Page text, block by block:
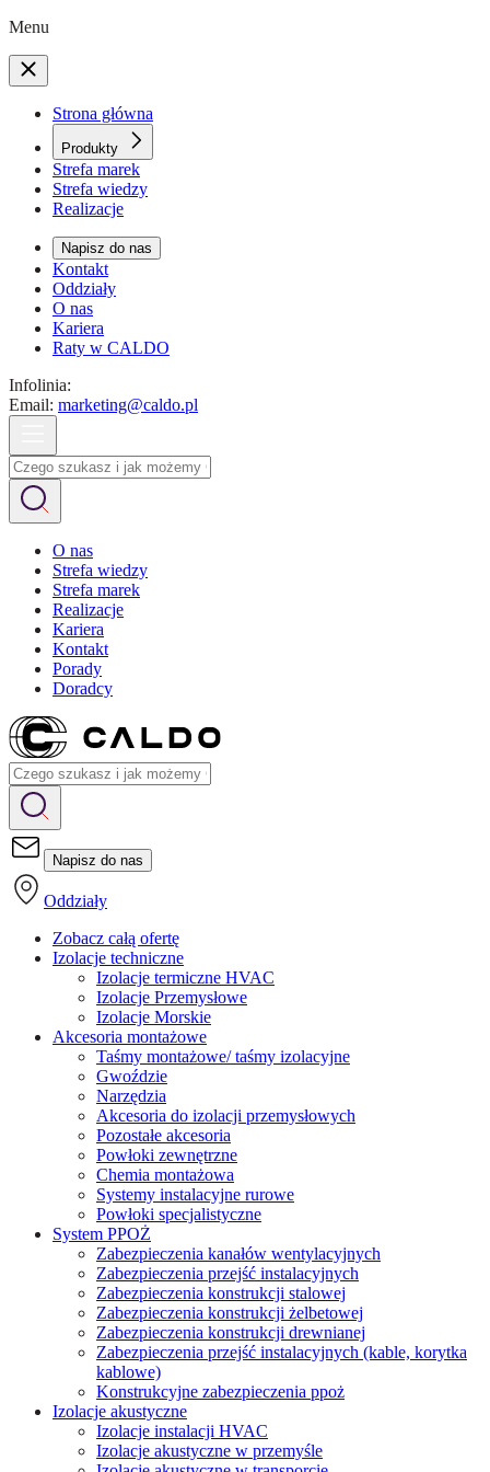
Menu
Strona główna
Produkty
Strefa marek
Strefa wiedzy
Realizacje
Napisz do nas
Kontakt
Oddziały
O nas
Kariera
Raty w CALDO
Infolinia:
Email: marketing@caldo.pl
O nas
Strefa wiedzy
Strefa marek
Realizacje
Kariera
Kontakt
Porady
Doradcy
Napisz do nas
Oddziały
Zobacz całą ofertę
Izolacje techniczne
Izolacje termiczne HVAC
Izolacje Przemysłowe
Izolacje Morskie
Akcesoria montażowe
Taśmy montażowe/ taśmy izolacyjne
Gwoździe
Narzędzia
Akcesoria do izolacji przemysłowych
Pozostałe akcesoria
Powłoki zewnętrzne
Chemia montażowa
Systemy instalacyjne rurowe
Powłoki specjalistyczne
System PPOŻ
Zabezpieczenia kanałów wentylacyjnych
Zabezpieczenia przejść instalacyjnych
Zabezpieczenia konstrukcji stalowej
Zabezpieczenia konstrukcji żelbetowej
Zabezpieczenia konstrukcji drewnianej
Zabezpieczenia przejść instalacyjnych (kable, korytka
kablowe)
Konstrukcyjne zabezpieczenia ppoż
Izolacje akustyczne
Izolacje instalacji HVAC
Izolacje akustyczne w przemyśle